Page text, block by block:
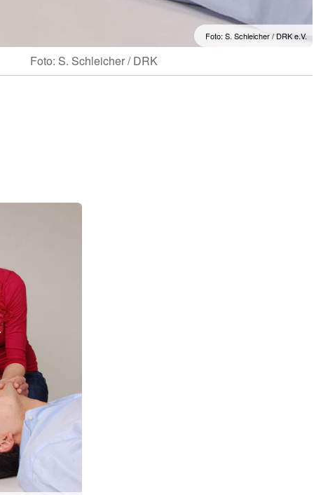
Foto: S. Schleicher / DRK e.V.
Foto: S. Schleicher / DRK